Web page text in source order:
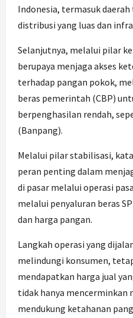
Indonesia, termasuk
distribusi yang luas dan
Selanjutnya, melalui pilar
berupaya menjaga akses
terhadap pangan pokok,
beras pemerintah (CBP)
berpenghasilan rendah,
(Banpang).
Melalui pilar stabilisasi,
peran penting dalam
di pasar melalui operasi
melalui penyaluran beras
dan harga pangan.
Langkah operasi yang
melindungi konsumen,
mendapatkan harga jual
tidak hanya mencerminkan
mendukung ketahanan